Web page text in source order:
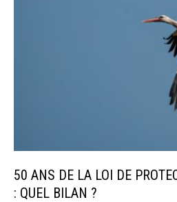
50 ANS DE LA LOI DE
: QUEL BILAN ?